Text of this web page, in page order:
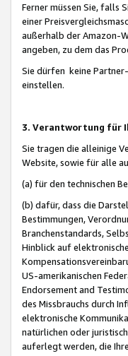
Ferner müssen Sie, falls
einer
außerhalb der Amazon-
angeben, zu dem das
Sie dürfen keine
einstellen.
3. Verantwortung für
Sie tragen die alleinige
Website, sowie für alle
(a) für den technischen
(b) dafür, dass die
Bestimmungen,
Branchenstandards,
Hinblick auf
US-amerikanischen
Endorsement and
des Missbrauchs durch
elektronische
natürlichen oder
auferlegt werden, die